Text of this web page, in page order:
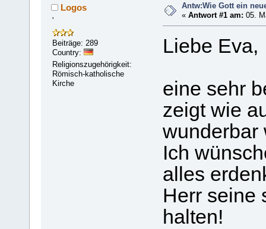
Logos
'
Beiträge: 289
Country:
Religionszugehörigkeit:
Römisch-katholische
Kirche
Antw:Wie Gott ein
«Antwort #1 am: 05.
Liebe Eva,
eine sehr
zeigt wie
wunderbar
Ich
alles
Herr seine
halten!